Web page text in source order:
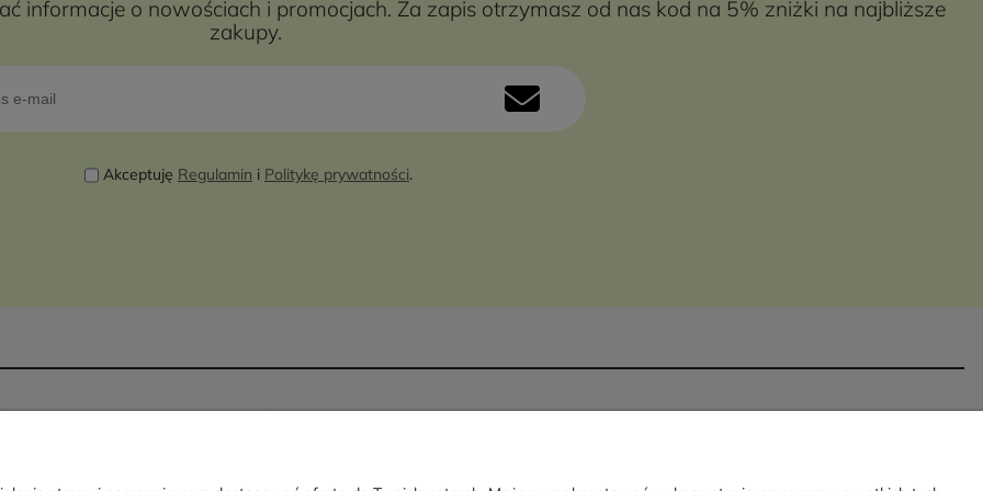
informacje o nowościach i promocjach. Za zapis otrzymasz od nas kod na 5% zniżki na najbliższe
zakupy.
Akceptuję Regulamin i Politykę prywatności.
Informacje
Program lojalnościowy
O nas
Blog